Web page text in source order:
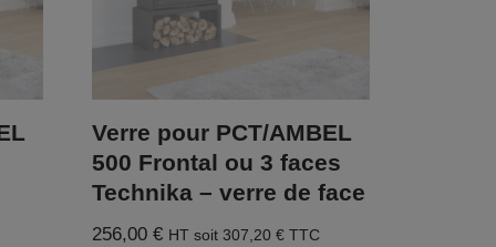
Verre pour PCT/AMBEL
500 Frontal ou 3 faces
Technika – verre de face
256,00 € HT soit 307,20 €TTC